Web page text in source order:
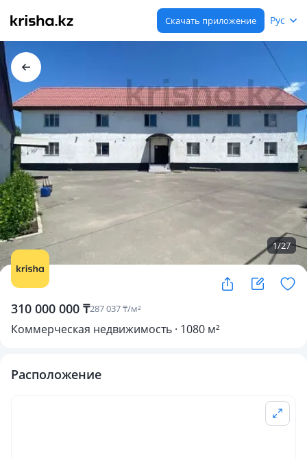
Скачать приложение Рус
1/27
310 000 000 ₸287 037 ₸/м²
Коммерческая недвижимость · 1080 м²
Расположение